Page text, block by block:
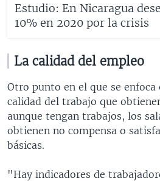
Estudio: En Nicaragua
10% en 2020 por la crisis
La calidad del empleo
Otro punto en el que se
calidad del trabajo que
aunque tengan trabajos, los
obtienen no compensa o
básicas.
"Hay indicadores de